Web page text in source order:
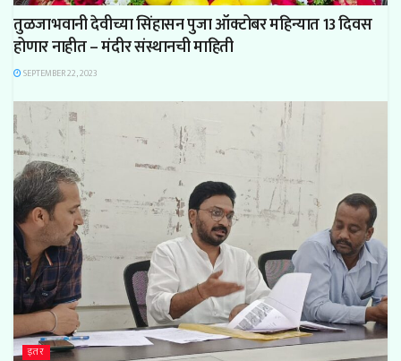
तुळजाभवानी देवीच्या सिंहासन पुजा ऑक्टोबर महिन्यात 13 दिवस
होणार नाहीत – मंदीर संस्थानची माहिती
SEPTEMBER 22, 2023
इतर